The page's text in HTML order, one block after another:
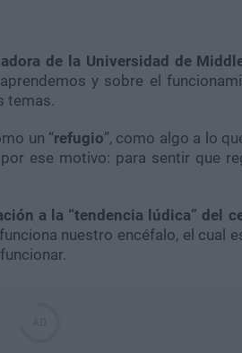
de la Universidad de
y sobre el
temas.
un “refugio”, como algo a lo
ese motivo: para sentir que
a la “tendencia lúdica” del
nuestro encéfalo, el cual